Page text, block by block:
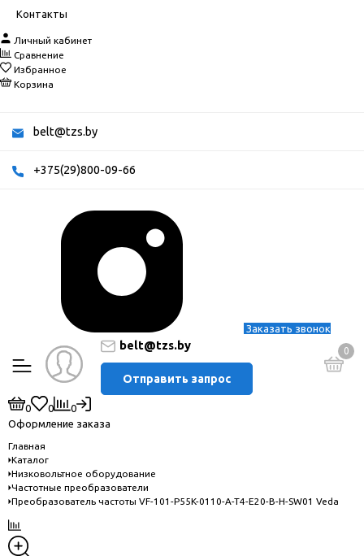
Контакты
Личный кабинет
Сравнение
Избранное
Корзина
belt@tzs.by
+375(29)800-09-66
Заказать звонок
belt@tzs.by
Отправить запрос
0
0 0
0
Оформление заказа
Главная
Каталог
Низковольтное оборудование
Частотные преобразователи
Преобразователь частоты VF-101-P55K-0110-A-T4-E20-B-H-SW01 Veda